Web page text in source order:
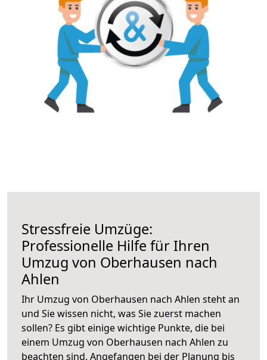
Stressfreie Umzüge:
Professionelle Hilfe für Ihren
Umzug von Oberhausen nach
Ahlen
Ihr Umzug von Oberhausen nach Ahlen steht an
und Sie wissen nicht, was Sie zuerst machen
sollen? Es gibt einige wichtige Punkte, die bei
einem Umzug von Oberhausen nach Ahlen zu
beachten sind. Angefangen bei der Planung bis